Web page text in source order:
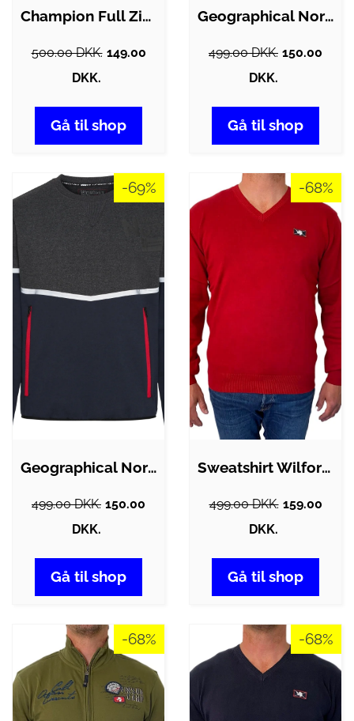
Champion Full Zip Sweatshirt Dame
500.00 DKK. 149.00
DKK.
Gå til shop
Geographical Norway sweatshirt Fanas…
499.00 DKK. 150.00
DKK.
Gå til shop
-69%
Geographical Norway sweatshirt Fanas…
499.00 DKK. 150.00
DKK.
Gå til shop
-68%
Sweatshirt Wilford Knit fra Vinson Camp…
499.00 DKK. 159.00
DKK.
Gå til shop
-68% -68%